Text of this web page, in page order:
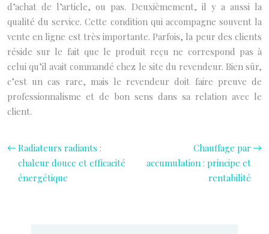
d’achat de l’article, ou pas. Deuxièmement, il y a aussi la
qualité du service. Cette condition qui accompagne souvent la
vente en ligne est très importante. Parfois, la peur des clients
réside sur le fait que le produit reçu ne correspond pas à
celui qu’il avait commandé chez le site du revendeur. Bien sûr,
c’est un cas rare, mais le revendeur doit faire preuve de
professionnalisme et de bon sens dans sa relation avec le
client.
Radiateurs radiants :
chaleur douce et efficacité
énergétique
Chauffage par
accumulation : principe et
rentabilité